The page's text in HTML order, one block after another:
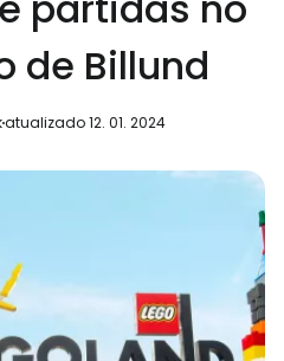
de Billund
atualizado 12. 01. 2024
de viajantes
com o Google
o correio